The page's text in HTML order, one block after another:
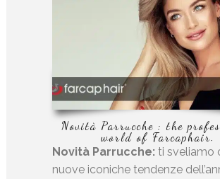
Novità Parrucche : the
world of Farcaphair.
Novità Parrucche: ti sveliamo
nuove iconiche tendenze